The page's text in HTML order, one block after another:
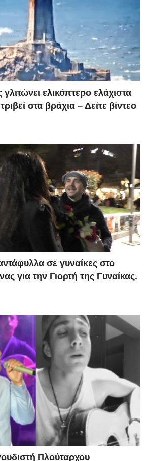
γλιτώνει ελικόπτερο ελάχιστα
στα βράχια – Δείτε βίντεο
σε γυναίκες στο
για την Γιορτή της Γυναίκας.
Πλούταρχου